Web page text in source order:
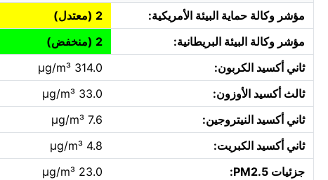
مؤشر وكالة حماية البيئة الأمريكية:
2 (معتدل)
مؤشر وكالة البيئة البريطانية:
2 (منخفض)
ثاني أكسيد الكربون:
314.0 µg/m³
ثالث أكسيد الأوزون:
33.0 µg/m³
ثاني أكسيد النيتروجين:
7.6 µg/m³
ثاني أكسيد الكبريت:
4.8 µg/m³
جزئيات PM2.5:
23.0 µg/m³